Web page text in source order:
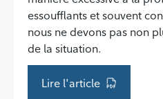
essoufflants et souvent
nous ne devons pas non
de la situation.
Lire l'article